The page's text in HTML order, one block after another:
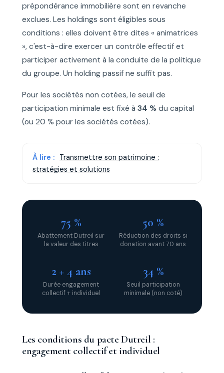
prépondérance immobilière sont en revanche
exclues. Les holdings sont éligibles sous
conditions : elles doivent être dites « animatrices
», c'est-à-dire exercer un contrôle effectif et
participer activement à la conduite de la politique
du groupe. Un holding passif ne suffit pas.
Pour les sociétés non cotées, le seuil de
participation minimale est fixé à 34 % du capital
(ou 20 % pour les sociétés cotées).
À lire :
Transmettre son patrimoine :
stratégies et solutions
75 %
Abattement Dutreil sur
la valeur des titres
50 %
Réduction des droits si
donation avant 70 ans
2 + 4 ans
Durée engagement
collectif + individuel
34 %
Seuil participation
minimale (non coté)
Les conditions du pacte Dutreil :
engagement collectif et individuel